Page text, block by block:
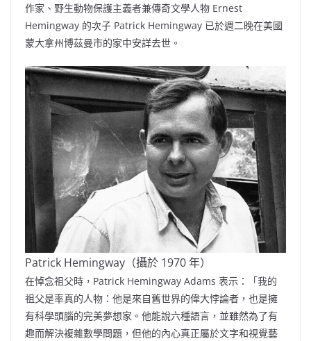
作家、野生動物保護主義者兼傳奇文學人物 Ernest
Hemingway 的次子 Patrick Hemingway 已於週二晚在美國
蒙大拿州博茲曼市的家中安詳去世。
Patrick Hemingway（攝於 1970 年）
在悼念祖父時，Patrick Hemingway Adams 表示：「我的
祖父是率真的人物：他是來自舊世界的偉大悖論者，也是擁
有科學頭腦的完美夢想家。他能說六種語言，並雖然為了有
趣而解決複雜數學問題，但他的內心真正屬於文字和視覺藝